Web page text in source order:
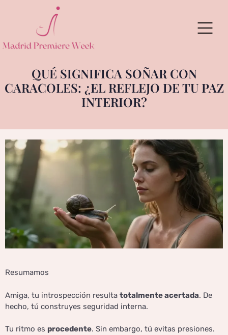
QUÉ SIGNIFICA SOÑAR CON
CARACOLES: ¿EL REFLEJO DE TU PAZ
INTERIOR?
Resumamos
Amiga, tu introspección resulta totalmente acertada. De
hecho, tú construyes seguridad interna.
Tu ritmo es procedente. Sin embargo, tú evitas presiones.